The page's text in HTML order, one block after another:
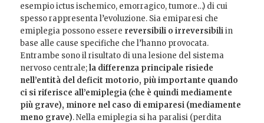
esempio ictus ischemico, emorragico, tumore…) di cui
spesso rappresenta l’evoluzione. Sia emiparesi che
emiplegia possono essere reversibili o irreversibiliin
base alle cause specifiche che l’hanno provocata.
Entrambe sono il risultato di una lesione del sistema
nervoso centrale;la differenza principale risiede
nell’entità del deficit motorio, più importante quando
ci si riferisce all’emiplegia (che è quindi mediamente
più grave), minore nel caso di emiparesi (mediamente
meno grave). Nella emiplegia si ha paralisi (perdita